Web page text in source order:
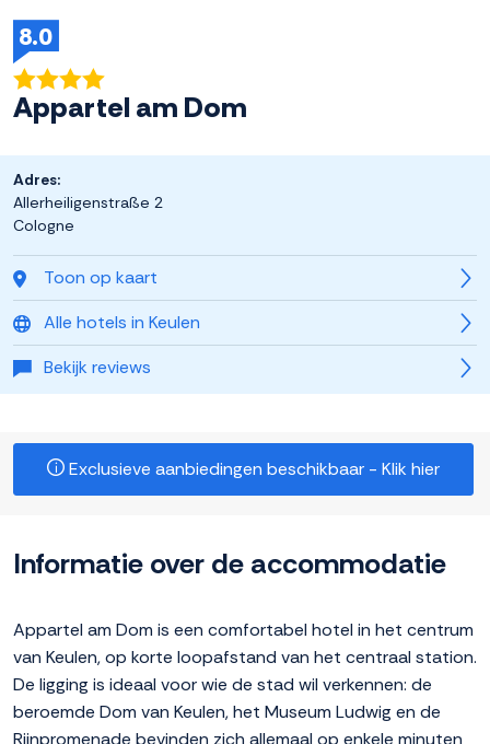
8.0
Appartel am Dom
Toon op kaart
Alle hotels in Keulen
Bekijk reviews
Adres:
Allerheiligenstraße 2
Cologne
Exclusieve aanbiedingen beschikbaar - Klik hier
Informatie over de accommodatie
Appartel am Dom is een comfortabel hotel in het centrum
van Keulen, op korte loopafstand van het centraal station.
De ligging is ideaal voor wie de stad wil verkennen: de
beroemde Dom van Keulen, het Museum Ludwig en de